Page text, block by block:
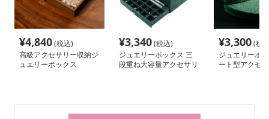
¥4,840(税込)
高級アクセサリー収納ジ
ュエリーボックス
¥3,340(税込)
ジュエリーボックス 三
段重ね大容量アクセサリ
¥3,300(税
ジュエリーボ
ート型アクセ